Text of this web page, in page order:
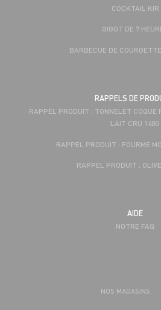
COCKTAIL KIR
GIGOT DE 7
BARBECUE DE
RAPPELS DE
RAPPEL PRODUIT : TONNELET COQUE
LAIT CRU 140G
RAPPEL PRODUIT : FOURME
RAPPEL PRODUIT :
AIDE
NOTRE FAQ
NOS MAGASINS